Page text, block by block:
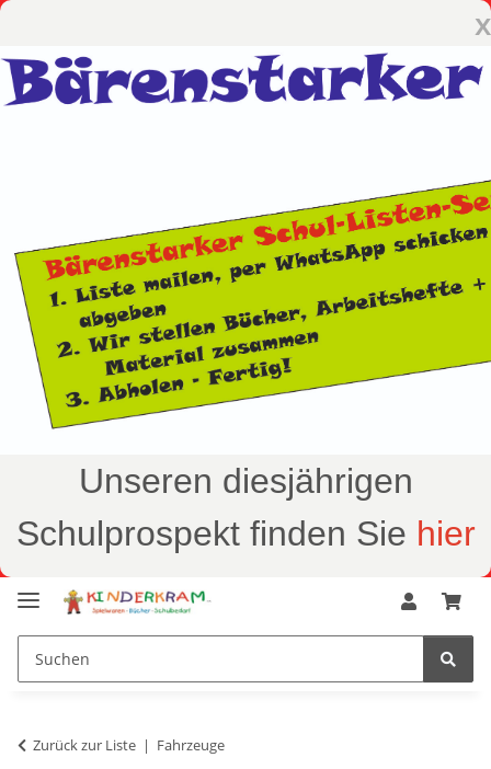
x
Unseren diesjährigen
Schulprospekt finden Sie hier
Zurück zur Liste Fahrzeuge